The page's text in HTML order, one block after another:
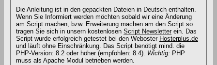
Die Anleitung ist in den gepackten Dateien in Deutsch enthalten.
Wenn Sie Informiert werden möchten sobald wir eine Änderung
am Script machen, bzw. Erweiterung machen am den Script so
tragen Sie sich in unsern kostenlosen Script Newsletterein. Das
Script wurde erfolgreich getestet bei den Weboster Hosterplus.de
und läuft ohne Einschränkung. Das Script benötigt mind. die
PHP-Version: 8.2 oder höher (empfohlen: 8.4). Wichtig: PHP
muss als Apache Modul betrieben werden.